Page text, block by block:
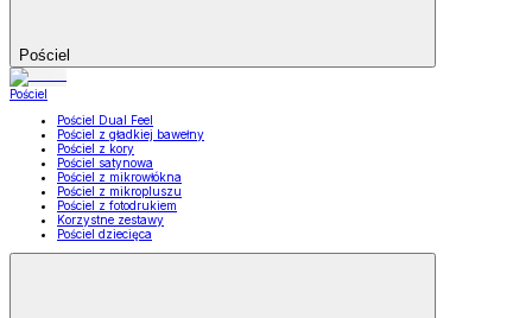
Pościel
Pościel
Pościel Dual Feel
Pościel z gładkiej bawełny
Pościel z kory
Pościel satynowa
Pościel z mikrowłókna
Pościel z mikropluszu
Pościel z fotodrukiem
Korzystne zestawy
Pościel dziecięca